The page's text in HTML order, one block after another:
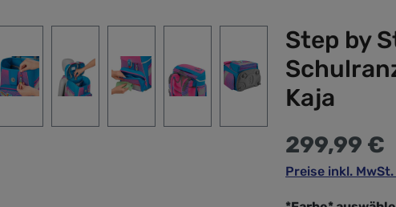
Step by
Kaja
299,99 €
Preise inkl.